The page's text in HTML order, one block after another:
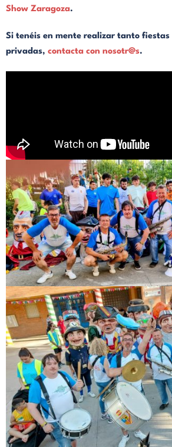
Show Zaragoza.
Si tenéis en mente realizar tanto fiestas
privadas, contacta con nosotr@s.